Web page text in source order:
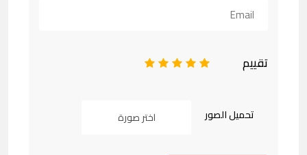
تقييم 5
4
3
2
تحميل الصور اختر صورة